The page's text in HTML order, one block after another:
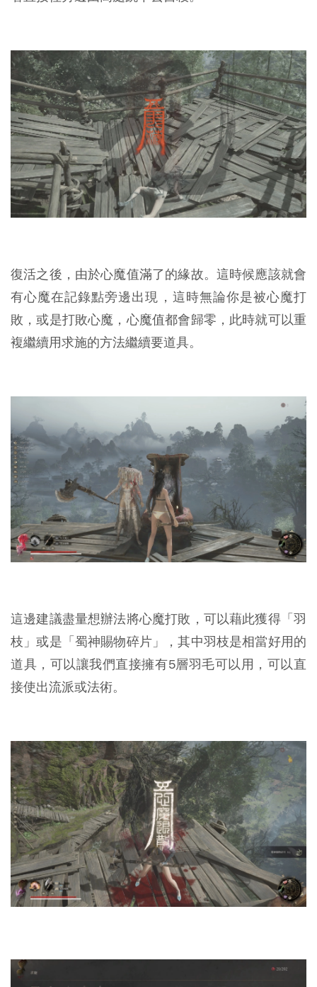
復活之後，由於心魔值滿了的緣故。這時候應該就會
有心魔在記錄點旁邊出現，這時無論你是被心魔打
敗，或是打敗心魔，心魔值都會歸零，此時就可以重
複繼續用求施的方法繼續要道具。
這邊建議盡量想辦法將心魔打敗，可以藉此獲得「羽
枝」或是「蜀神賜物碎片」，其中羽枝是相當好用的
道具，可以讓我們直接擁有5層羽毛可以用，可以直
接使出流派或法術。